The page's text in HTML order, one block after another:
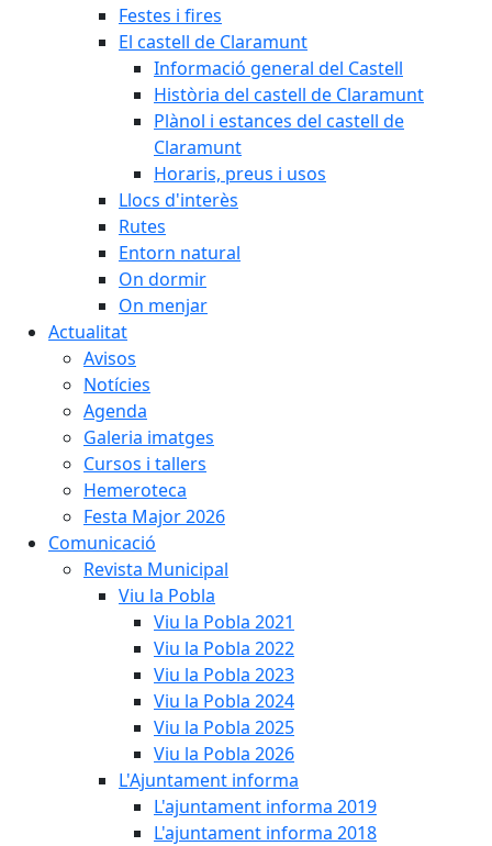
Festes i fires
El castell de Claramunt
Informació general del Castell
Història del castell de Claramunt
Plànol i estances del castell de
Claramunt
Horaris, preus i usos
Llocs d'interès
Rutes
Entorn natural
On dormir
On menjar
Actualitat
Avisos
Notícies
Agenda
Galeria imatges
Cursos i tallers
Hemeroteca
Festa Major 2026
Comunicació
Revista Municipal
Viu la Pobla
Viu la Pobla 2021
Viu la Pobla 2022
Viu la Pobla 2023
Viu la Pobla 2024
Viu la Pobla 2025
Viu la Pobla 2026
L'Ajuntament informa
L'ajuntament informa 2019
L'ajuntament informa 2018